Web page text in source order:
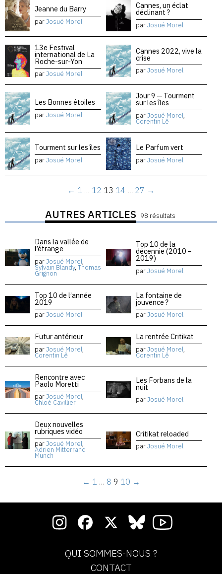
Jeanne du Barry
parJosué Morel
Cannes, un éclat
déclinant ?
parJosué Morel
13e Festival
international de La
Roche-sur-Yon
parJosué Morel
Cannes 2022, vive la
crise
parJosué Morel
Les Bonnes étoiles
parJosué Morel
Jour 9 — Tourment
sur les îles
parJosué Morel,
Corentin Lê
Tourment sur les îles
parJosué Morel
Le Parfum vert
parJosué Morel
← 1 … 12 13 14 … 27 →
AUTRES ARTICLES 98 résultats
Dans la vallée de
l’étrange
parJosué Morel,
Sylvain Blandy, Thomas
Grignon
Top 10 de la
décennie (2010 –
2019)
parJosué Morel
Top 10 de l’année
2019
parJosué Morel
La fontaine de
jouvence ?
parJosué Morel
Futur antérieur
parJosué Morel,
Corentin Lê
La rentrée Critikat
parJosué Morel,
Corentin Lê
Rencontre avec
Paolo Moretti
parJosué Morel,
Chloé Cavillier
Les Forbans de la
nuit
parJosué Morel
Deux nouvelles
rubriques vidéo
parJosué Morel,
Adrien Mitterrand
Munch
Critikat reloaded
parJosué Morel
← 1 … 8 9 10 →
QUI SOMMES-NOUS ?
CONTACT